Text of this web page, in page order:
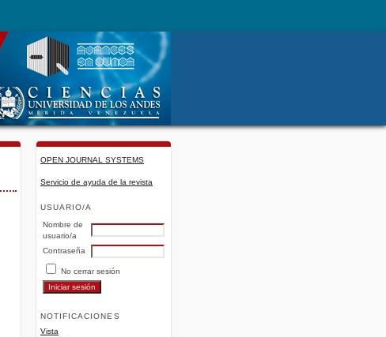
OPEN JOURNAL SYSTEMS
Servicio de ayuda de la revista
USUARIO/A
Nombre de
usuario/a
Contraseña
No cerrar sesión
NOTIFICACIONES
Vista